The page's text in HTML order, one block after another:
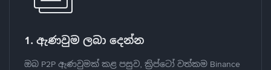
1. ඇණවුම ලබා දෙන්න
ඔබ P2P ඇණවුමක් කළ පසුව, ක්‍රිප්ටෝ වත්කම Binance